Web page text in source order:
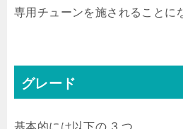
専用チューンを施されることに
グレード
基本的には以下の 3 つ。